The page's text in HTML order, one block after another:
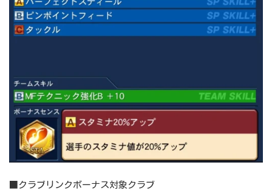
■クラブリンクボーナス対象クラブ